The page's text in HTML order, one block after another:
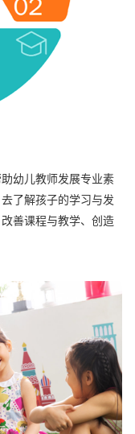
幼儿教师发展专业素
了解孩子的学习与发
善课程与教学、创造